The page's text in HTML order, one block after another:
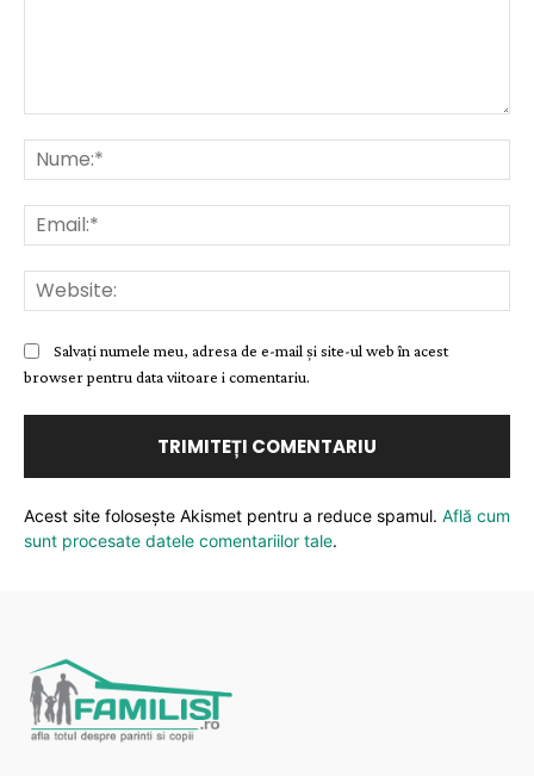
Salvați numele meu, adresa de e-mail și site-ul web în acest
browser pentru data viitoare i comentariu.
Acest site folosește Akismet pentru a reduce spamul. Află cum
sunt procesate datele comentariilor tale.